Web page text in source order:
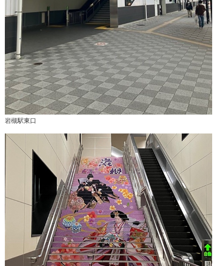
岩槻駅東口